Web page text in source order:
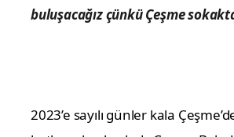
buluşacağız çünkü Çeşme
2023’e sayılı günler kala